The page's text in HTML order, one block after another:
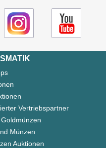
Vertriebspartner
Münzen
Auktionen